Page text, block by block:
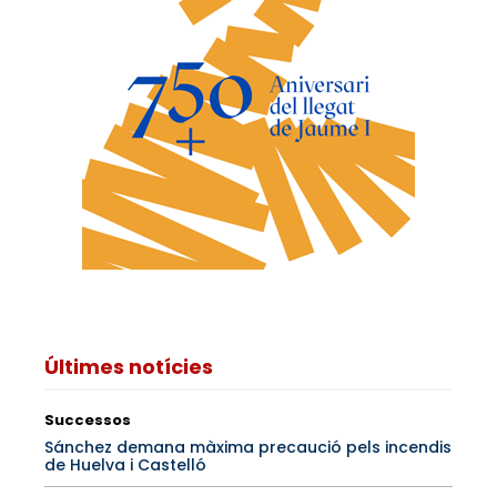
Últimes notícies
Successos
Sánchez demana màxima precaució pels incendis
de Huelva i Castelló